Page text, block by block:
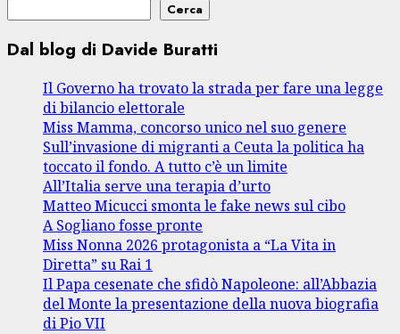
Cerca
Dal blog di Davide Buratti
Il Governo ha trovato la strada per fare una legge
di bilancio elettorale
Miss Mamma, concorso unico nel suo genere
Sull’invasione di migranti a Ceuta la politica ha
toccato il fondo. A tutto c’è un limite
All’Italia serve una terapia d’urto
Matteo Micucci smonta le fake news sul cibo
A Sogliano fosse pronte
Miss Nonna 2026 protagonista a “La Vita in
Diretta” su Rai 1
Il Papa cesenate che sfidò Napoleone: all’Abbazia
del Monte la presentazione della nuova biografia
di Pio VII